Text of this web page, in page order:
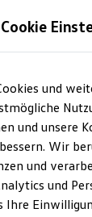
Sondermodelle
Fahrzeuge
Sie
Cookie
und
und unsere
Wir
und
und
Ihre